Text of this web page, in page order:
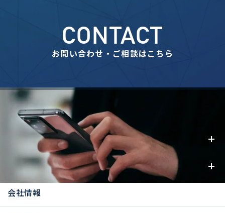
CONTACT
お問い合わせ・ご相談はこちら
事業内容
お知らせ
会社情報